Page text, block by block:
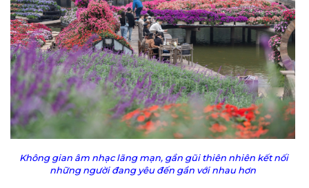
Không gian âm nhạc lãng mạn, gần gũi thiên nhiên kết nối
những người đang yêu đến gần với nhau hơn